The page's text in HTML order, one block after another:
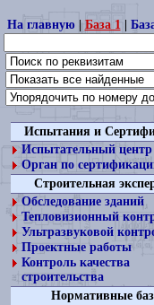
На главную| База 1|
Испытания и
Испытательный центр
Орган по
Строительная
Обследование зданий
Тепловизионный
Ультразвуковой
Проектные работы
Контроль качества
строительства
Нормативные